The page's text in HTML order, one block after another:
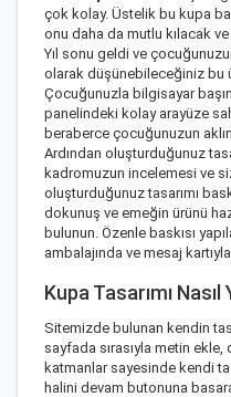
çok kolay. Üstelik bu kupa
onu daha da mutlu kılacak
Yıl sonu geldi ve
olarak düşünebileceğiniz bu
Çocuğunuzla bilgisayar
panelindeki kolay arayüze
beraberce çocuğunuzun
Ardından oluşturduğunuz
kadromuzun incelemesi ve
oluşturduğunuz tasarımı
dokunuş ve emeğin ürünü
bulunun. Özenle baskısı
ambalajında ve mesaj
Kupa Tasarımı Nasıl
Sitemizde bulunan kendin
sayfada sırasıyla metin
katmanlar sayesinde kendi
halini devam butonuna